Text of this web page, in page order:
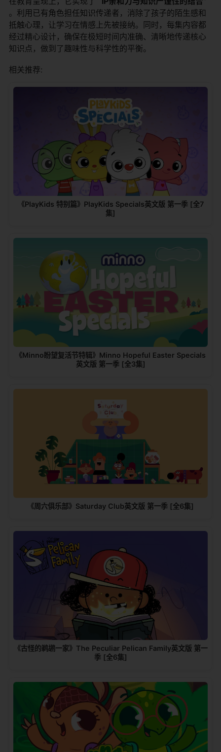
。利用已有角色担任知识传递者，消除了孩子的陌生感和
抵触心理，让学习在情感上先被接纳。同时，每集内容都
经过精心设计，确保在极短时间内准确、清晰地传递核心
知识点，做到了趣味性与科学性的平衡。
相关推荐:
《PlayKids 特别篇》PlayKids Specials英文版 第一季 [全7
集]
《Minno盼望复活节特辑》Minno Hopeful Easter Specials
英文版 第一季 [全3集]
《周六俱乐部》Saturday Club英文版 第一季 [全6集]
《古怪的鹈鹕一家》The Peculiar Pelican Family英文版 第一
季 [全6集]